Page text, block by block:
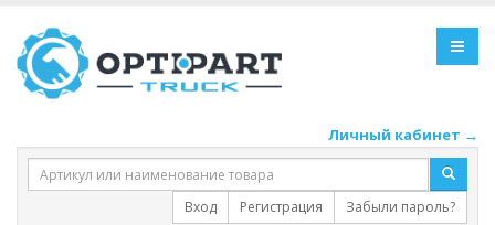
Личный кабинет →
Вход Регистрация Забыли пароль?